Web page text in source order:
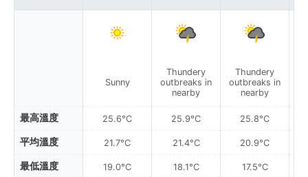
最高溫度
平均溫度
最低溫度
Sunny
25.6°C
21.7°C
19.0°C
Thundery
outbreaks in
nearby
25.9°C
21.4°C
18.1°C
Thundery
outbreaks in
nearby
25.8°C
20.9°C
17.5°C